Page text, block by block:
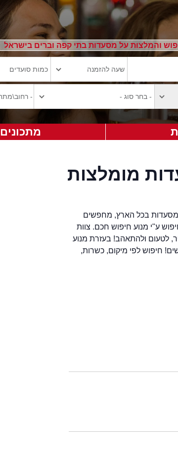
והמלצות על מסעדות בתי קפה וברים בישראל
מתכונים
מומלצות
המעודכנת והמקיפה ביותר לשנת 2023 של מסעדות בכל הארץ, מחפשים
מסעדות הניתנות לחיפוש ע"י מנוע חיפוש חכם. צוות
לטעום ולהתאהב! בעזרת מנוע
חיפוש לפי מיקום, כשרות,